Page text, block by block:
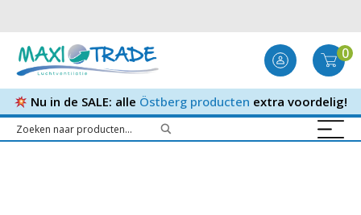
0
Nu in de SALE: alle Östberg producten extra voordelig!